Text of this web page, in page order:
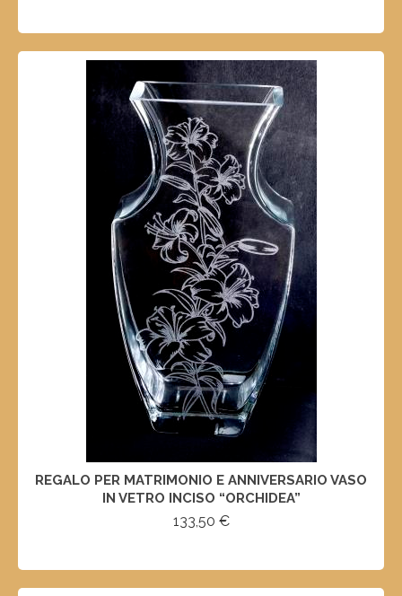
REGALO PER MATRIMONIO E ANNIVERSARIO VASO
IN VETRO INCISO “ORCHIDEA”
133,50 €